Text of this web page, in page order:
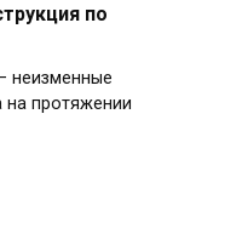
по
неизменные
на протяжении